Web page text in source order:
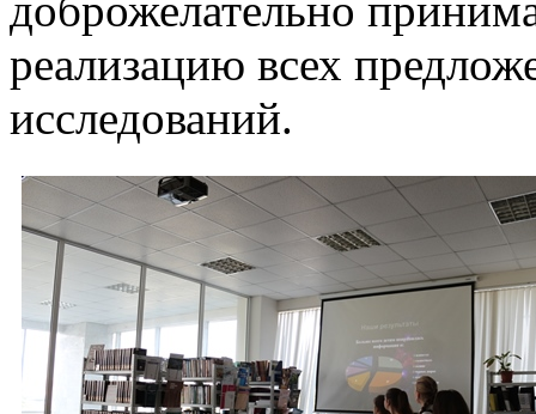
доброжелательно
реализацию всех
исследований.